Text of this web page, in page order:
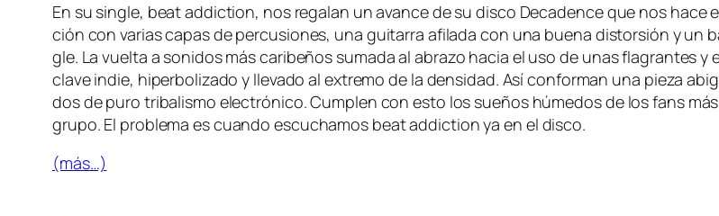
En su sin­gle, beat ad­dic­tion, nos re­ga­lan un avan­ce de su dis­co Decadence que nos
ción con va­rias ca­pas de per­cu­sio­nes, una gui­ta­rra afi­la­da con una bue­na dis­tor­sión y
gle. La vuel­ta a so­ni­dos más ca­ri­be­ños su­ma­da al abra­zo ha­cia el uso de unas fla­gran­tes
cla­ve in­die, hi­per­bo­li­za­do y lle­va­do al ex­tre­mo de la den­si­dad. Así con­for­man una pie­za
dos de pu­ro tri­ba­lis­mo elec­tró­ni­co. Cumplen con es­to los sue­ños hú­me­dos de los fans
gru­po. El pro­ble­ma es cuan­do es­cu­cha­mos beat ad­dic­tion ya en el disco.
(más…)